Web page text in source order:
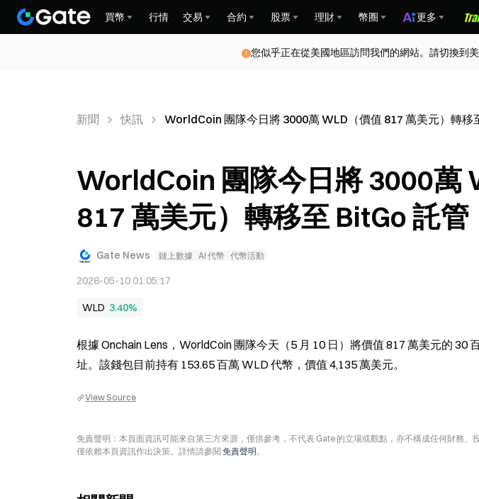
買幣 行情 交易 合約 股票 理財 幣圈 更多
您似乎正在從美國地區訪問我們的網站。請切換到
新聞 快訊 WorldCoin 團隊今日將 3000萬 WLD（價值 817 萬美元）轉移
WorldCoin 團隊今日將 3000萬
817 萬美元）轉移至 BitGo 託管
Gate News 鏈上數據 AI 代幣 代幣活動
2026-05-10 01:05:17
WLD 3.40%
根據 Onchain Lens，WorldCoin 團隊今天（5 月 10 日）將價值 817 萬美元的 30
址。該錢包目前持有 153.65 百萬 WLD 代幣，價值 4,135 萬美元。
View Source
免責聲明：本頁面資訊可能來自第三方來源，僅供參考，不代表 Gate 的立場或觀點，亦不構成任何財務、
僅依賴本頁資訊作出決策。詳情請參閱 免責聲明。